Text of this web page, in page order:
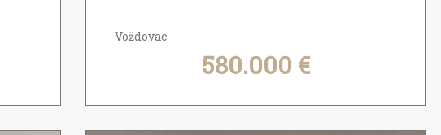
Voždovac
580.000 €